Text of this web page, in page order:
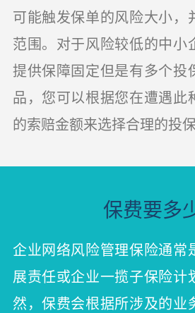
可能触发保单的风险大小，
范围。对于风险较低的中小
提供保障固定但是有多个投
品，您可以根据您在遭遇此
的索赔金额来选择合理的投保
保费要多
企业网络风险管理保险通常
展责任或企业一揽子保险计
然，保费会根据所涉及的业